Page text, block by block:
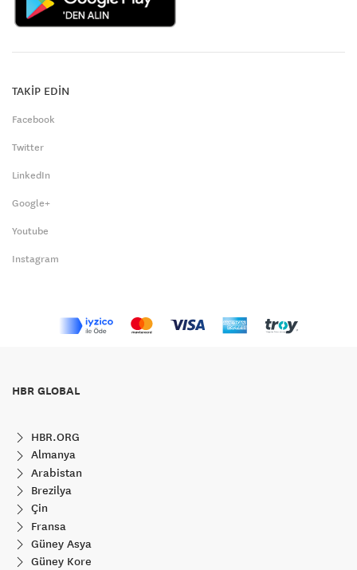
TAKİP EDİN
Facebook
Twitter
LinkedIn
Google+
Youtube
Instagram
HBR GLOBAL
HBR.ORG
Almanya
Arabistan
Brezilya
Çin
Fransa
Güney Asya
Güney Kore